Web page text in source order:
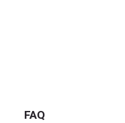
FAQ